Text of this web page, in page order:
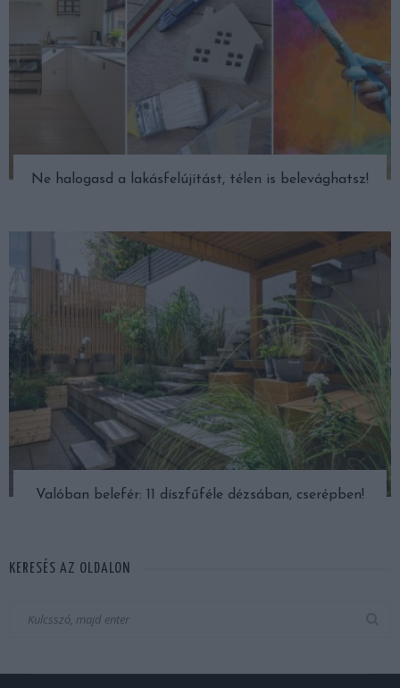
Ne halogasd a lakásfelújítást, télen is belevághatsz!
Valóban belefér: 11 díszfűféle dézsában, cserépben!
KERESÉS AZ OLDALON